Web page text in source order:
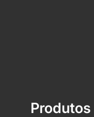
Produtos